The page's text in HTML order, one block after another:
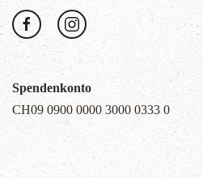
Spendenkonto
CH09 0900 0000 3000 0333 0